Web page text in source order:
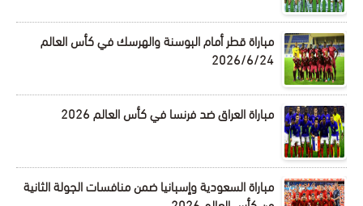
مباراة قطر أمام البوسنة والهرسك في كأس العالم
2026/6/24
مباراة العراق ضد فرنسا في كأس العالم 2026
مباراة السعودية وإسبانيا ضمن منافسات الجولة الثانية